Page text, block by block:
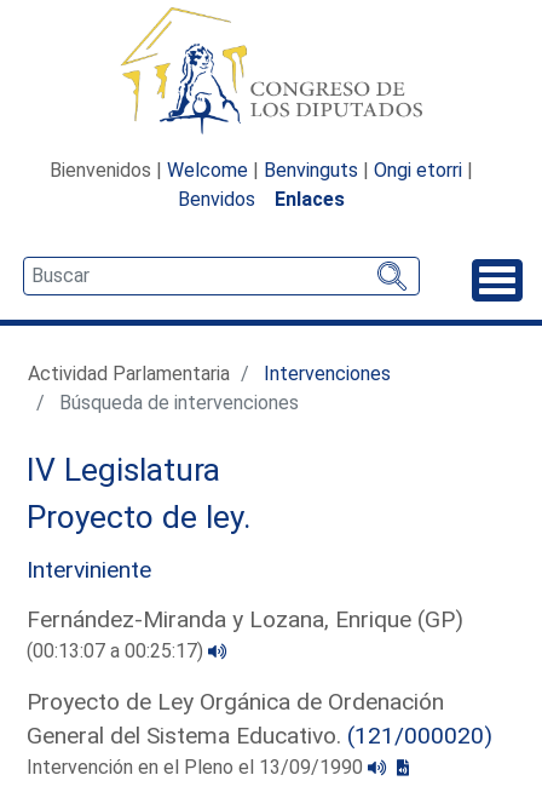
Bienvenidos | Welcome | Benvinguts | Ongi etorri |
Benvidos
Enlaces
Actividad Parlamentaria
Intervenciones
Búsqueda de intervenciones
IV Legislatura
Proyecto de ley.
Interviniente
Fernández-Miranda y Lozana, Enrique (GP)
(00:13:07 a 00:25:17)
Proyecto de Ley Orgánica de Ordenación
General del Sistema Educativo. (121/000020)
Intervención en el Pleno el 13/09/1990